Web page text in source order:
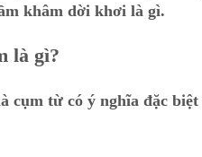
khâm dời khơi là gì.
là gì?
cụm từ có ý nghĩa đặc biệt